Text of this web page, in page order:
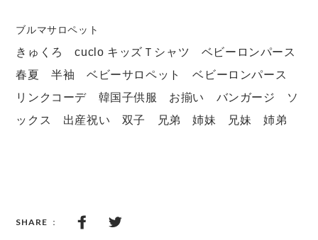
ブルマサロペット
きゅくろ cuclo キッズＴシャツ ベビーロンパース
春夏 半袖 ベビーサロペット ベビーロンパース
リンクコーデ 韓国子供服 お揃い バンガージ ソ
ックス 出産祝い 双子 兄弟 姉妹 兄妹 姉弟